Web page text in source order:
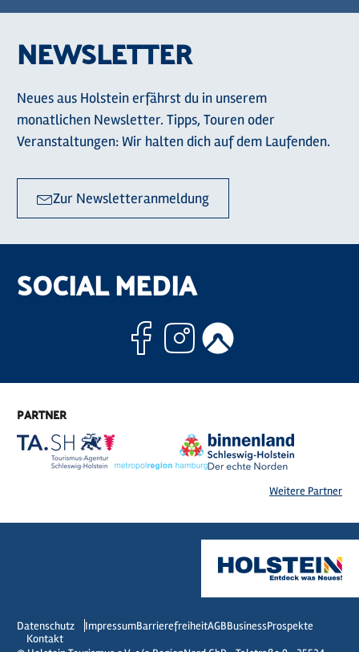
NEWSLETTER
Neues aus Holstein erfährst du in unserem
monatlichen Newsletter. Tipps, Touren oder
Veranstaltungen: Wir halten dich auf dem Laufenden.
Zur Newsletteranmeldung
SOCIAL MEDIA
Facebook
Instagram
PARTNER
Weitere Partner
Datenschutz ImpressumBarrierefreiheitAGBBusinessProspekte
Kontakt